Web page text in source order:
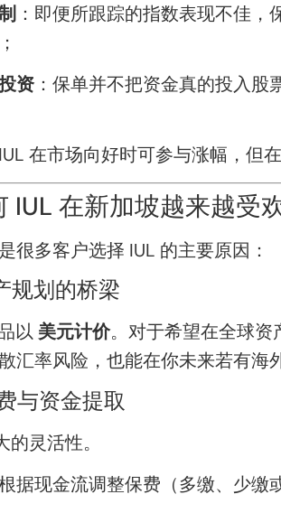
：即便所跟踪的指数表现不佳
资 ：保单并不把资金真的投入
在市场向好时可参与涨幅，但
IUL 在新加坡越来越受
很多客户选择 IUL 的主要原因：
规划的桥梁
以美元计价。对于希望在全球资
汇率风险，也能在你未来若有海
与资金提取
的灵活性。
据现金流调整保费（多缴、少缴